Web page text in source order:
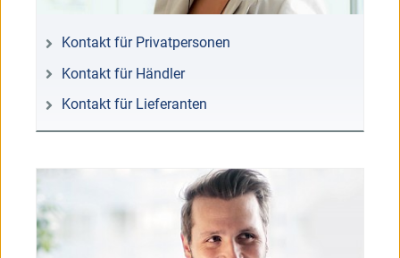
Kontakt für Privatpersonen
Kontakt für Händler
Kontakt für Lieferanten